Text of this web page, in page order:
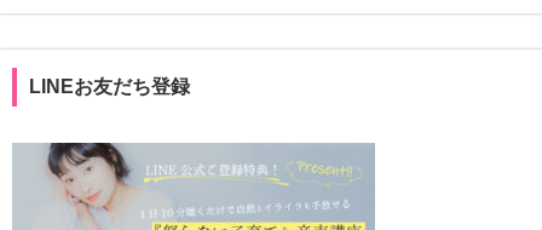
LINEお友だち登録